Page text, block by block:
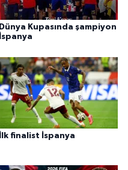
Dünya Kupasında şampiyon
İspanya
İlk finalist İspanya